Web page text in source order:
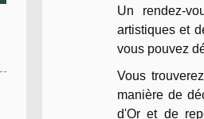
Un rendez-
artistiques et
vous pouvez
Vous
manière de
d'Or et de